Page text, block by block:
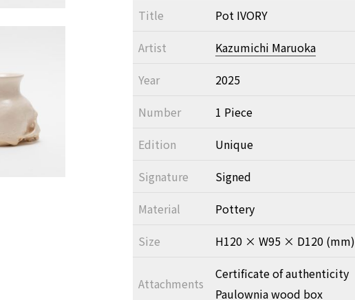
Title
Pot IVORY
Artist
Kazumichi Maruoka
Year
2025
Number
1 Piece
Edition
Unique
Signature
Signed
Material
Pottery
Size
H120 × W95 × D120 (mm)
Attachments
Certificate of authenticity
Paulownia wood box